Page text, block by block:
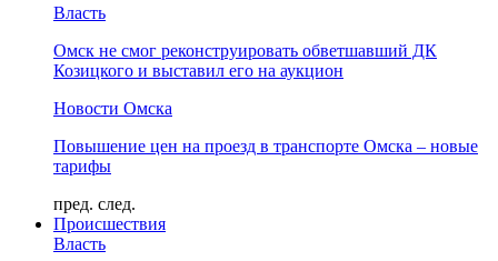
Власть
Омск не смог реконструировать обветшавший ДК
Козицкого и выставил его на аукцион
Новости Омска
Повышение цен на проезд в транспорте Омска – новые
тарифы
пред. след.
Происшествия
Власть